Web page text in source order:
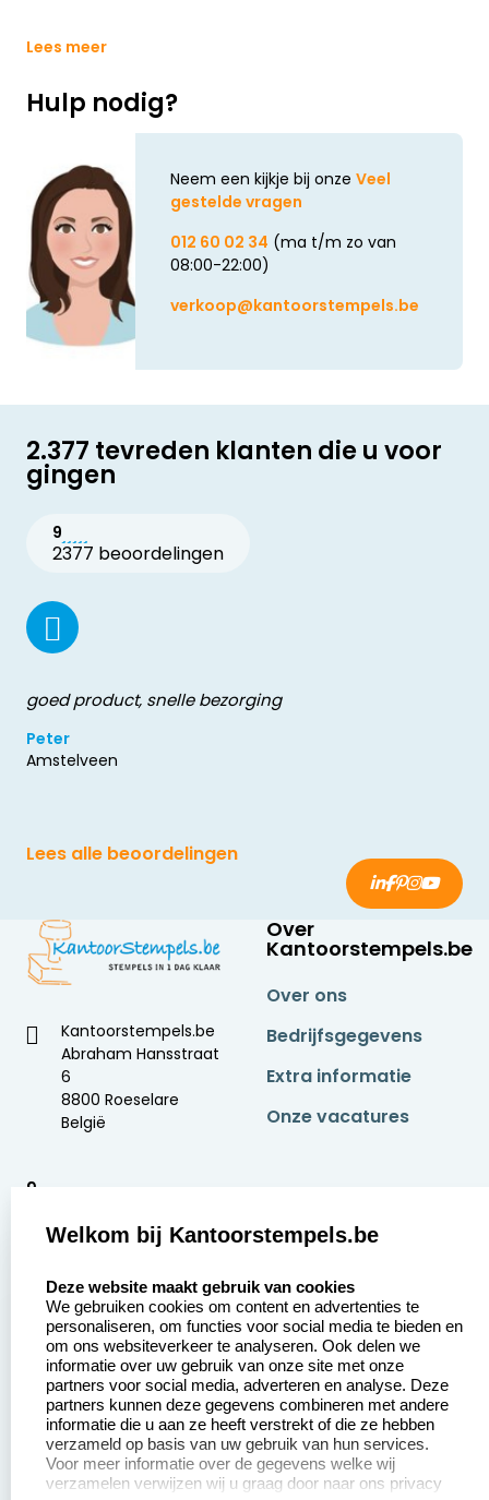
Lees meer
Hulp nodig?
Neem een kijkje bij onze Veel
gestelde vragen
012 60 02 34 (ma t/m zo van
08:00-22:00)
verkoop@kantoorstempels.be
2.377 tevreden klanten die u voor
gingen
9
2377 beoordelingen
goed product, snelle bezorging
Peter
Amstelveen
Lees alle beoordelingen
Kantoorstempels.be
Abraham Hansstraat
6
8800 Roeselare
België
9
Over
Kantoorstempels.be
Over ons
Bedrijfsgegevens
Extra informatie
Onze vacatures
Aanvraag op maat
Betaling &
Verzending
Wederverkoper
worden
Contact opnemen
Veel gestelde vragen
Retourneren
Herroepingsrecht
Welkom bij Kantoorstempels.be
Deze website maakt gebruik van cookies
We gebruiken cookies om content en advertenties te
personaliseren, om functies voor social media te bieden en
om ons websiteverkeer te analyseren. Ook delen we
informatie over uw gebruik van onze site met onze
partners voor social media, adverteren en analyse. Deze
partners kunnen deze gegevens combineren met andere
informatie die u aan ze heeft verstrekt of die ze hebben
verzameld op basis van uw gebruik van hun services.
Voor meer informatie over de gegevens welke wij
verzamelen verwijzen wij u graag door naar ons privacy